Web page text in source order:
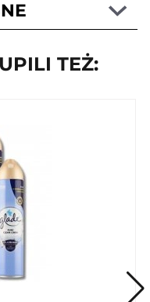
TEŻ: